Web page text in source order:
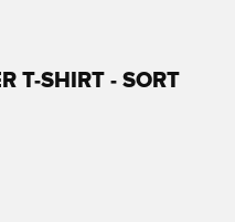
T-SHIRT - SORT